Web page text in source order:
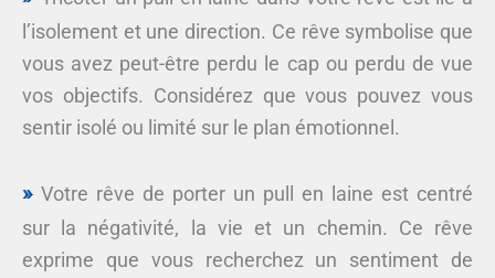
l’isolement et une direction. Ce rêve symbolise que
vous avez peut-être perdu le cap ou perdu de vue
vos objectifs. Considérez que vous pouvez vous
sentir isolé ou limité sur le plan émotionnel.
Votre rêve de porter un pull en laine est centré
sur la négativité, la vie et un chemin. Ce rêve
exprime que vous recherchez un sentiment de